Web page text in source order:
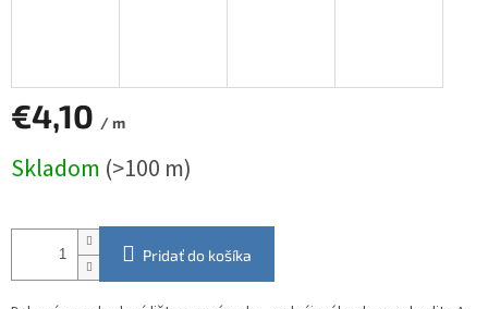
€4,10 / m
cena:
Skladom (>100 m)
Pridať do košíka